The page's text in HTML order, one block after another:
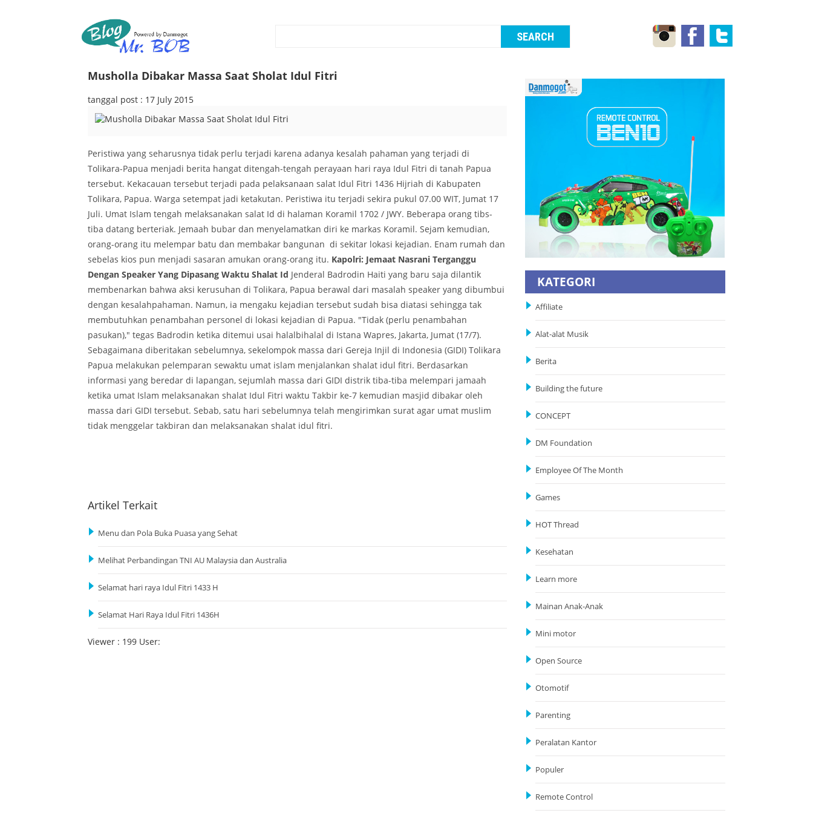
Musholla Dibakar Massa Saat Sholat Idul Fitri
tanggal post : 17 July 2015
Peristiwa yang seharusnya tidak perlu terjadi karena adanya kesalah pahaman yang terjadi di
Tolikara-Papua menjadi berita hangat ditengah-tengah perayaan hari raya Idul Fitri di tanah Papua
tersebut. Kekacauan tersebut terjadi pada pelaksanaan salat Idul Fitri 1436 Hijriah di Kabupaten
Tolikara, Papua. Warga setempat jadi ketakutan. Peristiwa itu terjadi sekira pukul 07.00 WIT, Jumat 17
Juli. Umat Islam tengah melaksanakan salat Id di halaman Koramil 1702 / JWY. Beberapa orang tibs-
tiba datang berteriak. Jemaah bubar dan menyelamatkan diri ke markas Koramil. Sejam kemudian,
orang-orang itu melempar batu dan membakar bangunan di sekitar lokasi kejadian. Enam rumah dan
sebelas kios pun menjadi sasaran amukan orang-orang itu. Kapolri: Jemaat Nasrani Terganggu
Dengan Speaker Yang Dipasang Waktu Shalat Id Jenderal Badrodin Haiti yang baru saja dilantik
membenarkan bahwa aksi kerusuhan di Tolikara, Papua berawal dari masalah speaker yang dibumbui
dengan kesalahpahaman. Namun, ia mengaku kejadian tersebut sudah bisa diatasi sehingga tak
membutuhkan penambahan personel di lokasi kejadian di Papua. "Tidak (perlu penambahan
pasukan)," tegas Badrodin ketika ditemui usai halalbihalal di Istana Wapres, Jakarta, Jumat (17/7).
Sebagaimana diberitakan sebelumnya, sekelompok massa dari Gereja Injil di Indonesia (GIDI) Tolikara
Papua melakukan pelemparan sewaktu umat islam menjalankan shalat idul fitri. Berdasarkan
informasi yang beredar di lapangan, sejumlah massa dari GIDI distrik tiba-tiba melempari jamaah
ketika umat Islam melaksanakan shalat Idul Fitri waktu Takbir ke-7 kemudian masjid dibakar oleh
massa dari GIDI tersebut. Sebab, satu hari sebelumnya telah mengirimkan surat agar umat muslim
tidak menggelar takbiran dan melaksanakan shalat idul fitri.
Artikel Terkait
Menu dan Pola Buka Puasa yang Sehat
Melihat Perbandingan TNI AU Malaysia dan Australia
Selamat hari raya Idul Fitri 1433 H
Selamat Hari Raya Idul Fitri 1436H
Viewer : 199 User:
KATEGORI
Affiliate
Alat-alat Musik
Berita
Building the future
CONCEPT
DM Foundation
Employee Of The Month
Games
HOT Thread
Kesehatan
Learn more
Mainan Anak-Anak
Mini motor
Open Source
Otomotif
Parenting
Peralatan Kantor
Populer
Remote Control